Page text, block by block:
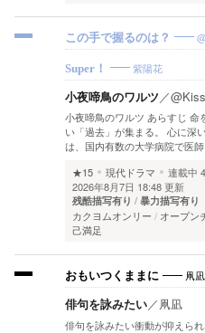
この手で握るのは？
Super！ 紫陽花
小夜啼鳥のワルツ ／
小夜啼鳥のワルツ あらすじ 命
い「過去」が集まる。 心に深
は、国内有数の大学病院で医
★15
現代ドラマ 連載中
2026年8月7日 18:48 更新
残酷描写有り 暴力描写有り
カクヨムオンリー オープン
己満足
おもいつくままに 凧凪
俳句を詠みたい／凧凪
俳句を詠みたい衝動が抑えら